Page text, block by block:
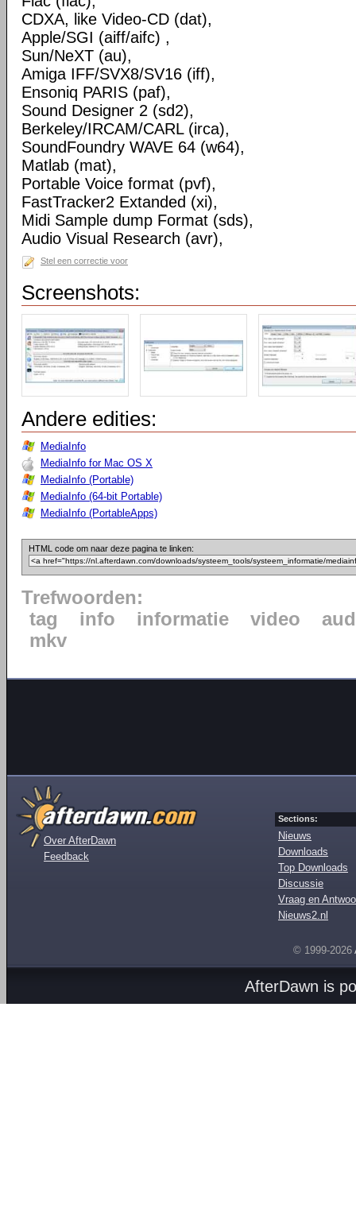
CDXA, like Video-CD (dat),
Apple/SGI (aiff/aifc) ,
Sun/NeXT (au),
Amiga IFF/SVX8/SV16 (iff),
Ensoniq PARIS (paf),
Sound Designer 2 (sd2),
Berkeley/IRCAM/CARL (irca),
SoundFoundry WAVE 64 (w64),
Matlab (mat),
Portable Voice format (pvf),
FastTracker2 Extanded (xi),
Midi Sample dump Format (sds),
Audio Visual Research (avr),
Stel een correctie voor
Screenshots:
Andere edities:
MediaInfo
MediaInfo for Mac OS X
MediaInfo (Portable)
MediaInfo (64-bit Portable)
MediaInfo (PortableApps)
HTML code om naar deze pagina te linken:
Trefwoorden:
tag
info informatie video
mkv
Over AfterDawn
Feedback
Sections:
Nieuws
Downloads
Top Downloads
Discussie
Vraag en
Nieuws2.nl
© 1999-2026
AfterDawn is